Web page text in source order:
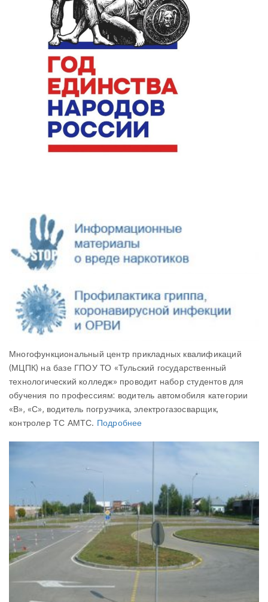
Многофункциональный центр прикладных квалификаций
(МЦПК) на базе ГПОУ ТО «Тульский государственный
технологический колледж» проводит набор студентов для
обучения по профессиям: водитель автомобиля категории
«В», «С», водитель погрузчика, электрогазосварщик,
контролер ТС АМТС. Подробнее